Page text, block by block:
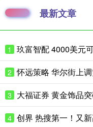
最新文章
1 玖富智配 4000美元
2
3
4 创界 热搜第一！又